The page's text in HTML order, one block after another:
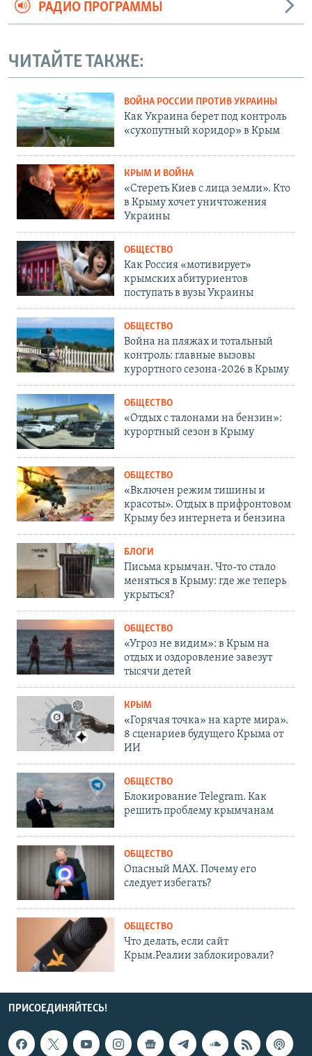
РАДИО ПРОГРАММЫ
ЧИТАЙТЕ ТАКЖЕ:
ВОЙНА РОССИИ ПРОТИВ УКРАИНЫ
Как Украина берет под контроль
«сухопутный коридор» в Крым
КРЫМ И ВОЙНА
«Стереть Киев с лица земли». Кто
в Крыму хочет уничтожения
Украины
ОБЩЕСТВО
Как Россия «мотивирует»
крымских абитуриентов
поступать в вузы Украины
ОБЩЕСТВО
Война на пляжах и тотальный
контроль: главные вызовы
курортного сезона-2026 в Крыму
ОБЩЕСТВО
«Отдых с талонами на бензин»:
курортный сезон в Крыму
ОБЩЕСТВО
«Включен режим тишины и
красоты». Отдых в прифронтовом
Крыму без интернета и бензина
БЛОГИ
Письма крымчан. Что-то стало
меняться в Крыму: где же теперь
укрыться?
ОБЩЕСТВО
«Угроз не видим»: в Крым на
отдых и оздоровление завезут
тысячи детей
КРЫМ
«Горячая точка» на карте мира».
8 сценариев будущего Крыма от
ИИ
ОБЩЕСТВО
Блокирование Telegram. Как
решить проблему крымчанам
ОБЩЕСТВО
Опасный MAX. Почему его
следует избегать?
ОБЩЕСТВО
Что делать, если сайт
Крым.Реалии заблокировали?
ПРИСОЕДИНЯЙТЕСЬ!